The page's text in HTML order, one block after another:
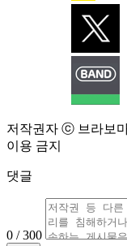
저작권자 ⓒ 브라보
이용 금지
댓글
0 / 300